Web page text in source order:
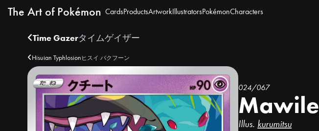
The Art of Pokémon CardsProductsArtworkIllustratorsPokémonCharacters
Time Gazerタイムゲイザー
Hisuian Typhlosion ヒスイ バクフーン
024/067
Mawile
Illus. kurumitsu